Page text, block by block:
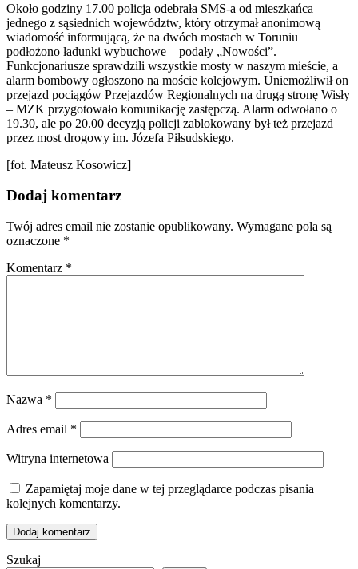
Około godziny 17.00 policja odebrała SMS-a od mieszkańca
jednego z sąsiednich województw, który otrzymał anonimową
wiadomość informującą, że na dwóch mostach w Toruniu
podłożono ładunki wybuchowe – podały „Nowości”.
Funkcjonariusze sprawdzili wszystkie mosty w naszym mieście, a
alarm bombowy ogłoszono na moście kolejowym. Uniemożliwił on
przejazd pociągów Przejazdów Regionalnych na drugą stronę Wisły
– MZK przygotowało komunikację zastępczą. Alarm odwołano o
19.30, ale po 20.00 decyzją policji zablokowany był też przejazd
przez most drogowy im. Józefa Piłsudskiego.
[fot. Mateusz Kosowicz]
Dodaj komentarz
Twój adres email nie zostanie opublikowany. Wymagane pola są
oznaczone *
Komentarz *
Nazwa *
Adres email *
Witryna internetowa
Zapamiętaj moje dane w tej przeglądarce podczas pisania
kolejnych komentarzy.
Szukaj